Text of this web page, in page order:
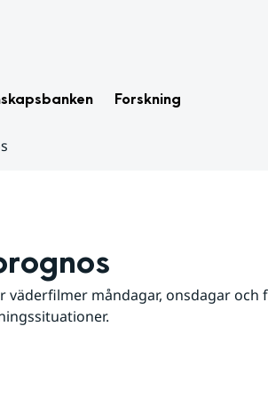
Forskning
väderfilmer måndagar, onsdagar och